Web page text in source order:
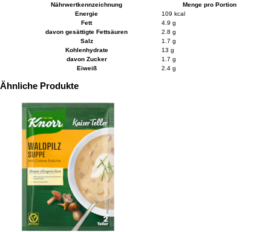
Nährwertkennzeichnung
Menge pro Portion
Energie
109 kcal
Fett
4.9 g
davon gesättigte Fettsäuren
2.8 g
Salz
1.7 g
Kohlenhydrate
13 g
davon Zucker
1.7 g
Eiweiß
2.4 g
Ähnliche Produkte